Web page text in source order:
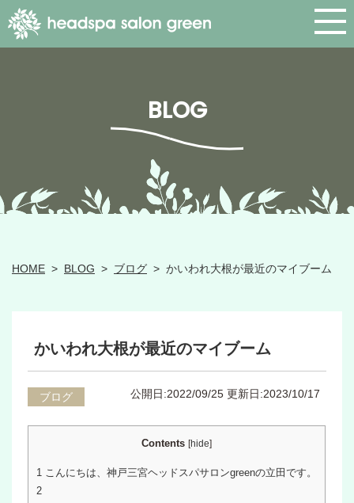
BLOG
HOME > BLOG > ブログ > かいわれ大根が最近のマイブーム
かいわれ大根が最近のマイブーム
ブログ 公開日:2022/09/25 更新日:2023/10/17
Contents [hide]
1 こんにちは、神戸三宮ヘッドスパサロンgreenの立田です。
2